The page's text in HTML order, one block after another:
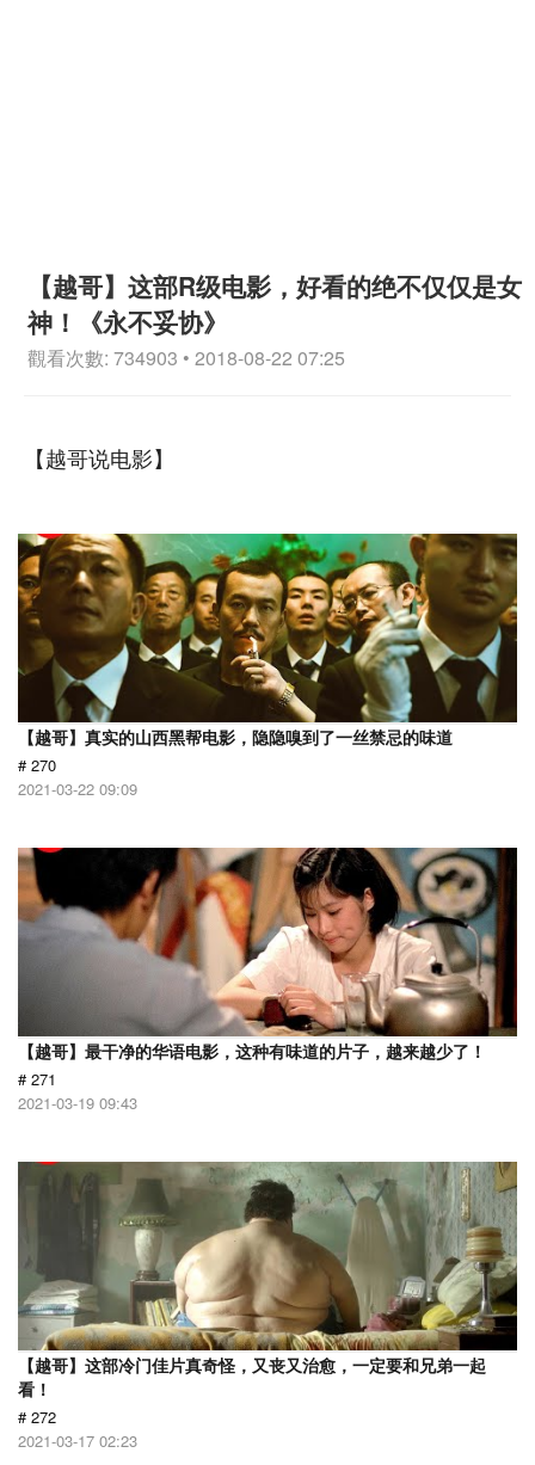
【越哥】这部R级电影，好看的绝不仅仅是女
神！《永不妥协》
觀看次數: 734903 • 2018-08-22 07:25
【越哥说电影】
【越哥】真实的山西黑帮电影，隐隐嗅到了一丝禁忌的味道
# 270
2021-03-22 09:09
【越哥】最干净的华语电影，这种有味道的片子，越来越少了！
# 271
2021-03-19 09:43
【越哥】这部冷门佳片真奇怪，又丧又治愈，一定要和兄弟一起
看！
# 272
2021-03-17 02:23